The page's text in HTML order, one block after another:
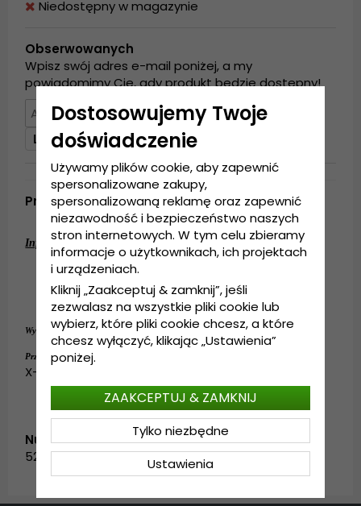
Niedostępny w magazynie
Obserwowanych
Wpisz swój adres e-mail poniżej, a my
powiadomimy Cię, gdy produkt będzie dostępny!
Lista obserwowanych
Produktbeskrivning
Informacje szczegółowe:
13-centymetrowa główka.
8-centymetrowe rondo.
Wykonanie: słomy .
Wykonanie: 100%słomy.
Przewodnik po rozmiarach:
X-Large - 60 cm.
Numer artykułu:
5290-3
Dostosowujemy Twoje
doświadczenie
Używamy plików cookie, aby zapewnić
spersonalizowane zakupy,
spersonalizowaną reklamę oraz zapewnić
niezawodność i bezpieczeństwo naszych
stron internetowych. W tym celu zbieramy
informacje o użytkownikach, ich projektach
i urządzeniach.
Kliknij „Zaakceptuj & zamknij”, jeśli
zezwalasz na wszystkie pliki cookie lub
wybierz, które pliki cookie chcesz, a które
chcesz wyłączyć, klikając „Ustawienia”
poniżej.
Ustawienia
Tylko niezbędne
ZAAKCEPTUJ & ZAMKNIJ